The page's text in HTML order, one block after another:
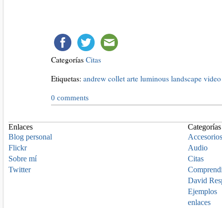
Categorías Citas
Etiquetas: andrew collet arte luminous landscape
0 comments
Enlaces
Blog personal
Flickr
Sobre mí
Twitter
Categorías
Accesorios
Audio
Citas
David
Ejemplos
enlaces